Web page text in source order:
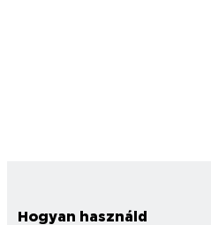
Hogyan használd